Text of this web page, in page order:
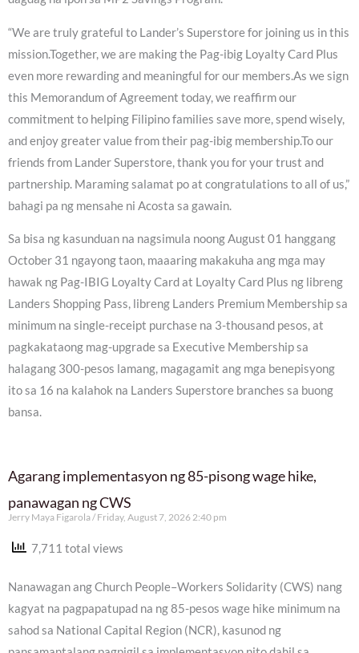
“We are truly grateful to Lander’s Superstore for joining us in this
mission.Together, we are making the Pag-ibig Loyalty Card Plus
even more rewarding and meaningful for our members.As we sign
this Memorandum of Agreement today, we reaffirm our
commitment to helping Filipino families save more, spend wisely,
and enjoy greater value from their pag-ibig membership.To our
friends from Lander Superstore, thank you for your trust and
partnership. Maraming salamat po at congratulations to all of us,”
bahagi pa ng mensahe ni Acosta sa gawain.
Sa bisa ng kasunduan na nagsimula noong August 01 hanggang
October 31 ngayong taon, maaaring makakuha ang mga may
hawak ng Pag-IBIG Loyalty Card at Loyalty Card Plus ng libreng
Landers Shopping Pass, libreng Landers Premium Membership sa
minimum na single-receipt purchase na 3-thousand pesos, at
pagkakataong mag-upgrade sa Executive Membership sa
halagang 300-pesos lamang, magagamit ang mga benepisyong
ito sa 16 na kalahok na Landers Superstore branches sa buong
bansa.
Agarang implementasyon ng 85-pisong wage hike,
panawagan ng CWS
Jerry Maya Figarola Friday, August 7, 2026 2:40 pm
7,711 total views
Nanawagan ang Church People–Workers Solidarity (CWS) nang
kagyat na pagpapatupad na ng 85-pesos wage hike minimum na
sahod sa National Capital Region (NCR), kasunod ng